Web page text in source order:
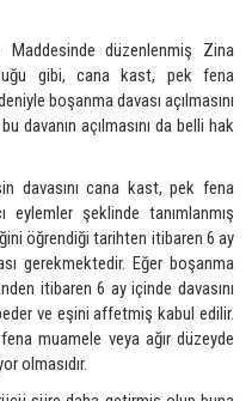
düzenlenmiş Zina
gibi, cana kast, pek fena
boşanma davası açılmasını
davanın açılmasını da belli hak
davasını cana kast, pek fena
eylemler şeklinde tanımlanmış
öğrendiği tarihten itibaren 6 ay
gerekmektedir. Eğer boşanma
itibaren 6 ay içinde davasını
ve eşini affetmiş kabul edilir.
muamele veya ağır düzeyde
olmasıdır.